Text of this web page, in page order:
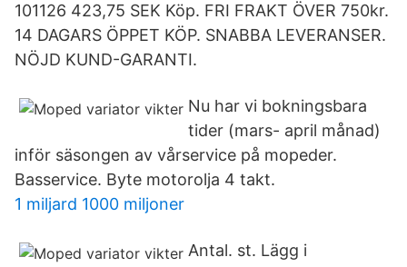
101126 423,75 SEK Köp. FRI FRAKT ÖVER 750kr.
14 DAGARS ÖPPET KÖP. SNABBA LEVERANSER.
NÖJD KUND-GARANTI.
Nu har vi bokningsbara
tider (mars- april månad)
inför säsongen av vårservice på mopeder.
Basservice. Byte motorolja 4 takt.
1 miljard 1000 miljoner
Antal. st. Lägg i